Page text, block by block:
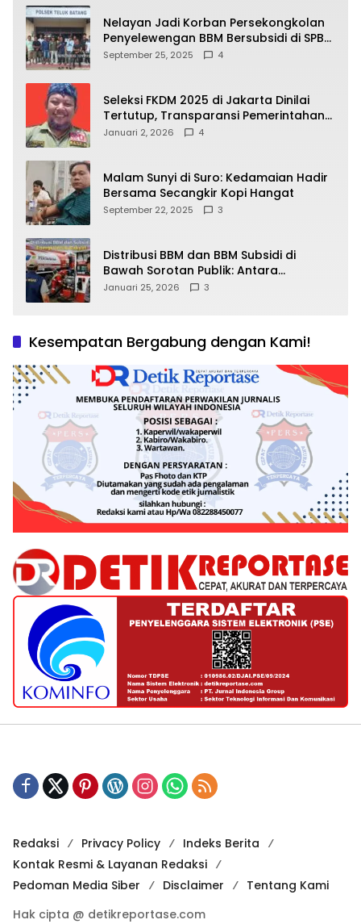
Nelayan Jadi Korban Persekongkolan
Penyelewengan BBM Bersubsidi di SPBU
64.78809 Teluk Batang
September 25, 2025 4
Seleksi FKDM 2025 di Jakarta Dinilai
Tertutup, Transparansi Pemerintahan
Pramono–Rano Dipertanyakan
Januari 2, 2026 4
Malam Sunyi di Suro: Kedamaian Hadir
Bersama Secangkir Kopi Hangat
September 22, 2025 3
Distribusi BBM dan BBM Subsidi di
Bawah Sorotan Publik: Antara
Kepentingan Negara, Hak Konsumen,
Januari 25, 2026 3
Kesempatan Bergabung dengan Kami!
Redaksi Privacy Policy
Indeks Berita
Kontak Resmi & Layanan Redaksi
Pedoman Media Siber
Disclaimer
Tentang Kami
Hak cipta @ detikreportase.com